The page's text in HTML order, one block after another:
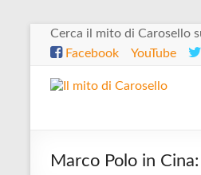
SaltaCerca il mito di Carosello
Facebook
YouTube
Il
di
Marco Polo in